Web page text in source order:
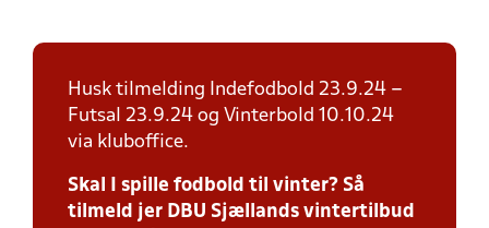
Husk tilmelding Indefodbold 23.9.24 –
Futsal 23.9.24 og Vinterbold 10.10.24
via kluboffice.
Skal I spille fodbold til vinter? Så
tilmeld jer DBU Sjællands vintertilbud